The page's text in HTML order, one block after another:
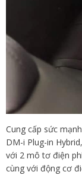
Cung cấp sức
DM-i Plug-in
với 2 mô tơ điện
cùng với động cơ